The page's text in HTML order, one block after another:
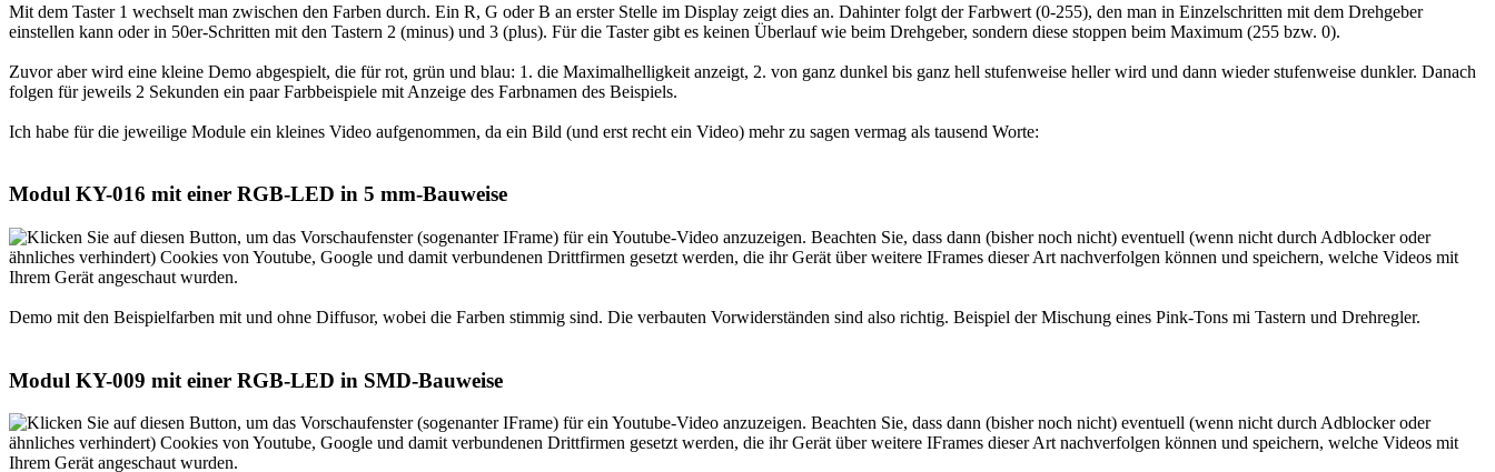
Mit dem Taster 1 wechselt man zwischen den Farben durch. Ein R, G oder B an erster Stelle im Display zeigt dies an. Dahinter folgt der Farbwert (0-255), den man in Einzelschritten mit dem Drehgeber
einstellen kann oder in 50er-Schritten mit den Tastern 2 (minus) und 3 (plus). Für die Taster gibt es keinen Überlauf wie beim Drehgeber, sondern diese stoppen beim Maximum (255 bzw. 0).
Zuvor aber wird eine kleine Demo abgespielt, die für rot, grün und blau: 1. die Maximalhelligkeit anzeigt, 2. von ganz dunkel bis ganz hell stufenweise heller wird und dann wieder stufenweise dunkler. Danach
folgen für jeweils 2 Sekunden ein paar Farbbeispiele mit Anzeige des Farbnamen des Beispiels.
Ich habe für die jeweilige Module ein kleines Video aufgenommen, da ein Bild (und erst recht ein Video) mehr zu sagen vermag als tausend Worte:
Modul KY-016 mit einer RGB-LED in 5 mm-Bauweise
Demo mit den Beispielfarben mit und ohne Diffusor, wobei die Farben stimmig sind. Die verbauten Vorwiderständen sind also richtig. Beispiel der Mischung eines Pink-Tons mi Tastern und Drehregler.
Modul KY-009 mit einer RGB-LED in SMD-Bauweise